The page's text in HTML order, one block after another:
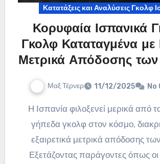
Κατατάξεις και Αναλύσεις Γκολφ
Κορυφαία Ισπανικά
Γκολφ Καταταγμένα
Μετρικά Απόδοσης των
Μαξ Τέρνερ 11/12/2025 No
Η Ισπανία φιλοξενεί μερικά από τα καλύτερα
γήπεδα γκολφ στον κόσμο,
εξαιρετικά μετρικά απόδοσης
Εξετάζοντας παράγοντες όπως οι